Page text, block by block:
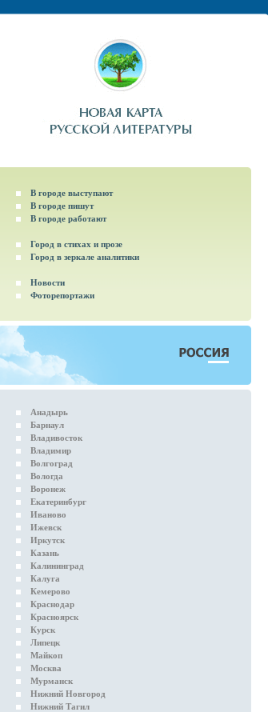
В городе выступают
В городе пишут
В городе работают
Город в стихах и прозе
Город в зеркале аналитики
Новости
Фоторепортажи
Анадырь
Барнаул
Владивосток
Владимир
Волгоград
Вологда
Воронеж
Екатеринбург
Иваново
Ижевск
Иркутск
Казань
Калининград
Калуга
Кемерово
Краснодар
Красноярск
Курск
Липецк
Майкоп
Москва
Мурманск
Нижний Новгород
Нижний Тагил